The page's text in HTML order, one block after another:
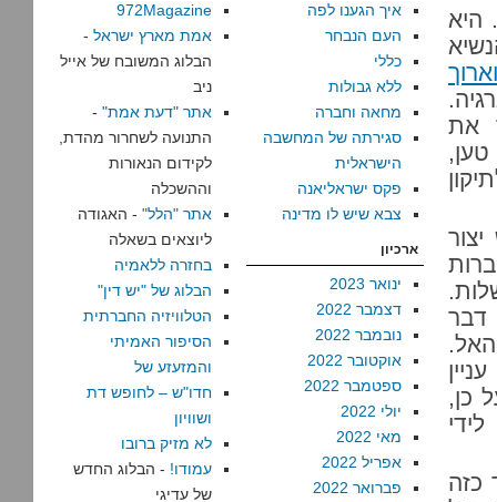
היא
את
דבר
כן,
כזה
איך הגענו לפה
העם הנבחר
כללי
ללא גבולות
מחאה וחברה
סגירתה של המחשבה
הישראלית
פקס ישראליאנה
צבא שיש לו מדינה
ארכיון
ינואר 2023
דצמבר 2022
נובמבר 2022
אוקטובר 2022
ספטמבר 2022
יולי 2022
מאי 2022
אפריל 2022
פברואר 2022
972Magazine
אמת מארץ ישראל -
הבלוג המשובח של אייל
ניב
אתר "דעת אמת" -
התנועה לשחרור מהדת,
לקידום הנאורות
וההשכלה
אתר "הלל" - האגודה
ליוצאים בשאלה
בחזרה ללאמיה
הבלוג של "יש דין"
הטלוויזיה החברתית
הסיפור האמיתי
והמזעזע של
חדו"ש – לחופש דת
ושוויון
לא מזיק ברובו
עמודו! - הבלוג החדש
של עדיגי